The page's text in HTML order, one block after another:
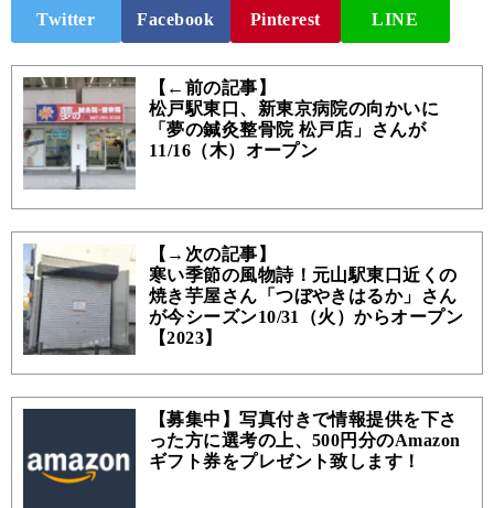
Twitter Facebook Pinterest LINE
【←前の記事】
松戸駅東口、新東京病院の向かいに
「夢の鍼灸整骨院 松戸店」さんが
11/16（木）オープン
【→次の記事】
寒い季節の風物詩！元山駅東口近くの
焼き芋屋さん「つぼやきはるか」さん
が今シーズン10/31（火）からオープン
【2023】
【募集中】写真付きで情報提供を下さ
った方に選考の上、500円分のAmazon
ギフト券をプレゼント致します！